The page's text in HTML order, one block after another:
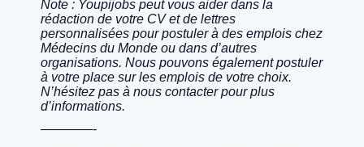
Note : Youpijobs peut vous aider dans la
rédaction de votre CV et de lettres
personnalisées pour postuler à des emplois chez
Médecins du Monde ou dans d’autres
organisations. Nous pouvons également postuler
à votre place sur les emplois de votre choix.
N’hésitez pas à nous contacter pour plus
d’informations.
————-